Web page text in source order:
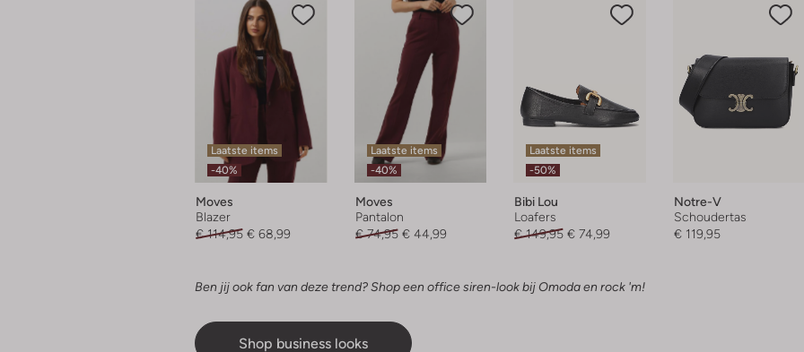
Laatste items
-40%
Moves
Blazer
€ 114,95 € 68,99
Laatste items
-40%
Moves
Pantalon
€ 74,95 € 44,99
Laatste items
-50%
Bibi Lou
Loafers
€ 149,95 € 74,99
Notre-V
Schoudertas
€ 119,95
Ben jij ook fan van deze trend? Shop een office siren-look bij Omoda en rock 'm!
Shop business looks